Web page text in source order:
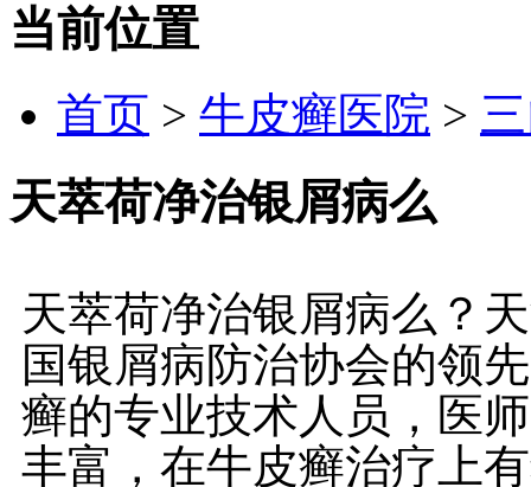
当前位置
首页 > 牛皮癣医院 >
天萃荷净治银屑病么
天萃荷净治银屑病么？
国银屑病防治协会的领
癣的专业技术人员，医
丰富，在牛皮癣治疗上